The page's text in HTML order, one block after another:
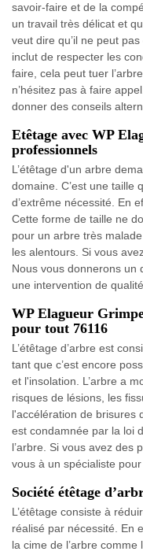
savoir-faire et de la
un travail très délicat et
veut dire qu’il ne peut
inclut de respecter les
faire, cela peut tuer
n’hésitez pas à faire
donner des conseils
Etêtage avec WP
professionnels
L’étêtage d'un arbre
domaine. C’est une taille
d’extrême nécessité. En
Cette forme de taille ne
pour un arbre très
les alentours. Si vous
Nous vous donnerons un
une intervention de
WP Elagueur
pour tout 76116
L’étêtage d’arbre est
tant que c’est encore
et l'insolation. L’arbre a
risques de lésions, les
l'accélération de brisures
est condamnée par la loi
l’arbre. Si vous avez des
vous à un spécialiste
Société étêtage
L’étêtage consiste à
réalisé par nécessité. En
la cime de l’arbre